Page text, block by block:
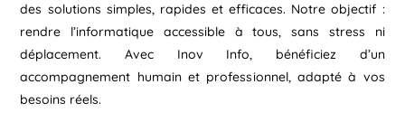
des solutions simples, rapides et efficaces. Notre objectif :
rendre l’informatique accessible à tous, sans stress ni
déplacement. Avec Inov Info, bénéficiez d’un
accompagnement humain et professionnel, adapté à vos
besoins réels.